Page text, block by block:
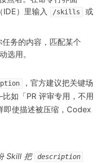
IDE）里输入
/skills
或
任务的内容，匹配某个
选用。
，官方建议把关键场
如「PR 评审专用，不用
使描述被压缩，Codex
Skill 把 description